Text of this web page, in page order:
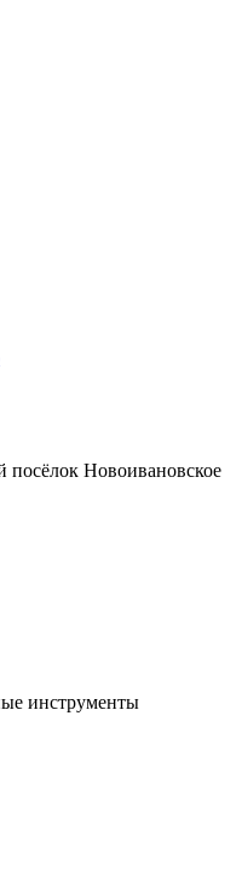
посёлок Новоивановское
инструменты